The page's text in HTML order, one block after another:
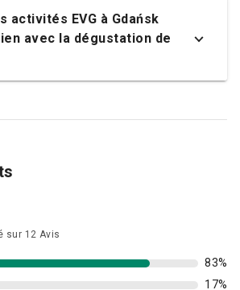
activités EVG à Gdańsk
avec la dégustation de
sur 12 Avis
17%
83%